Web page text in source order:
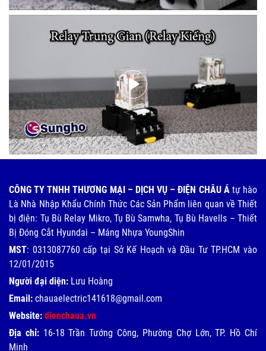
CÔNG TY TNHH THƯƠNG MẠI – DỊCH VỤ – ĐIỆN CHÂU Átự hào
Là Nhà Nhập Khẩu Chính Thức Các Sản Phẩm liên quan về Thiết
bị điện: Tụ Bù Relay Mikro, Tụ Bù Samwha, Tụ Bù Havells – Thiết
Bị Đóng Cắt Hyundai – Máng Nhựa YoungShin
MST: 0313087760 cấp tại Sở Kế Hoạch và Đầu Tư TP.HCM vào
12/01/2015
Người đại diện: Lưu Hoàng
Email: chauaelectric141618@gmail.com
Website: dienchaua.vn
Địa chỉ: 16-18 Trần Tướng Công, Phường Chợ Lớn, TP. Hồ Chí
Minh